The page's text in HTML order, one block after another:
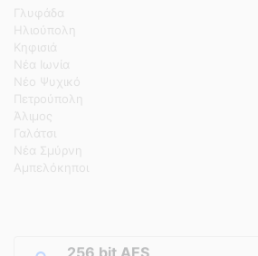
Γλυφάδα
Ηλιούπολη
Κηφισιά
Νέα Ιωνία
Νέο Ψυχικό
Πετρούπολη
Άλιμος
Γαλάτσι
Νέα Σμύρνη
Αμπελόκηποι
256 bit AES